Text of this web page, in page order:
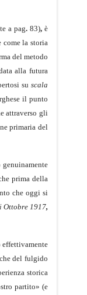
a pag. 83), è
come la storia
del metodo
alla futura
suscala
il punto
attraverso gli
primaria del
genuinamente
prima della
che oggi si
Ottobre 1917,
effettivamente
del fulgido
storica
partito» (e